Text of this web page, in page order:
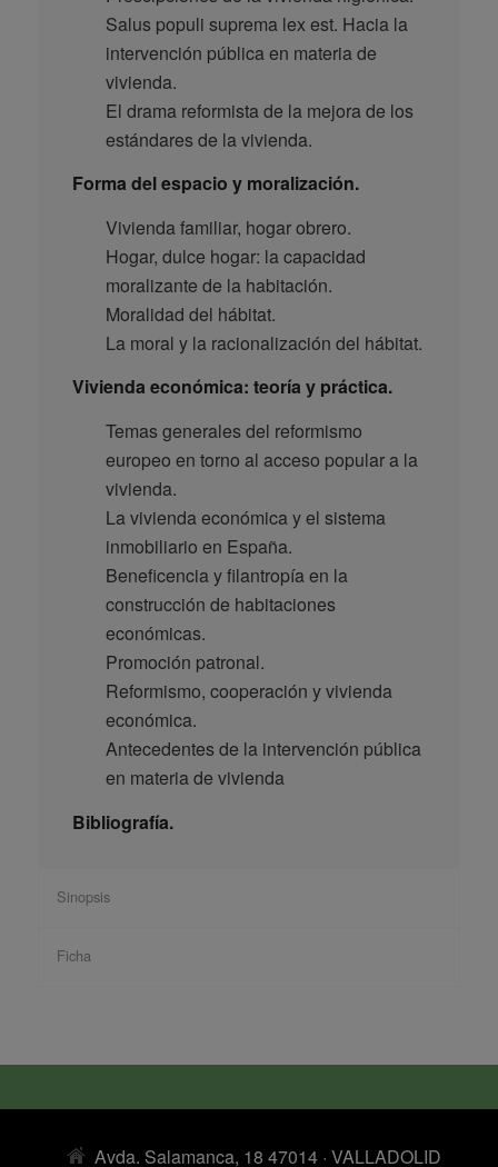
Salus populi suprema lex est. Hacia la
intervención pública en materia de
vivienda.
El drama reformista de la mejora de los
estándares de la vivienda.
Forma del espacio y moralización.
Vivienda familiar, hogar obrero.
Hogar, dulce hogar: la capacidad
moralizante de la habitación.
Moralidad del hábitat.
La moral y la racionalización del hábitat.
Vivienda económica: teoría y práctica.
Temas generales del reformismo
europeo en torno al acceso popular a la
vivienda.
La vivienda económica y el sistema
inmobiliario en España.
Beneficencia y filantropía en la
construcción de habitaciones
económicas.
Promoción patronal.
Reformismo, cooperación y vivienda
económica.
Antecedentes de la intervención pública
en materia de vivienda
Bibliografía.
Sinopsis
Ficha
Avda. Salamanca, 18 47014 · VALLADOLID